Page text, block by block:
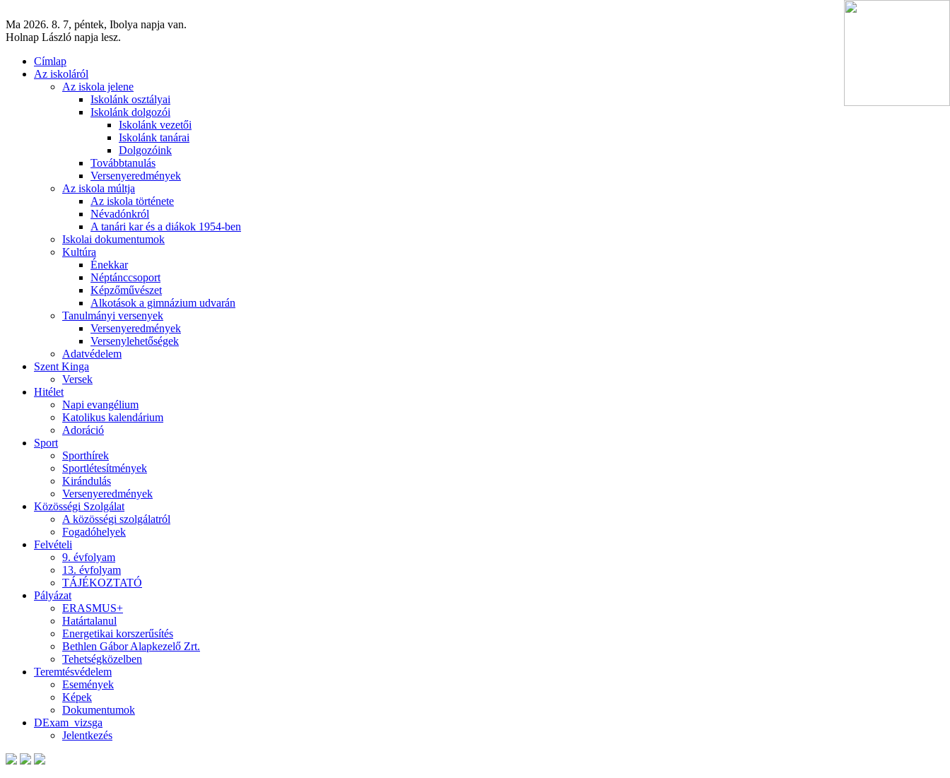
Ma 2026. 8. 7, péntek, Ibolya napja van.
Holnap László napja lesz.
Címlap
Az iskoláról
Az iskola jelene
Iskolánk osztályai
Iskolánk dolgozói
Iskolánk vezetői
Iskolánk tanárai
Dolgozóink
Továbbtanulás
Versenyeredmények
Az iskola múltja
Az iskola története
Névadónkról
A tanári kar és a diákok 1954-ben
Iskolai dokumentumok
Kultúra
Énekkar
Néptánccsoport
Képzőművészet
Alkotások a gimnázium udvarán
Tanulmányi versenyek
Versenyeredmények
Versenylehetőségek
Adatvédelem
Szent Kinga
Versek
Hitélet
Napi evangélium
Katolikus kalendárium
Adoráció
Sport
Sporthírek
Sportlétesítmények
Kirándulás
Versenyeredmények
Közösségi Szolgálat
A közösségi szolgálatról
Fogadóhelyek
Felvételi
9. évfolyam
13. évfolyam
TÁJÉKOZTATÓ
Pályázat
ERASMUS+
Határtalanul
Energetikai korszerűsítés
Bethlen Gábor Alapkezelő Zrt.
Tehetségközelben
Teremtésvédelem
Események
Képek
Dokumentumok
DExam_vizsga
Jelentkezés